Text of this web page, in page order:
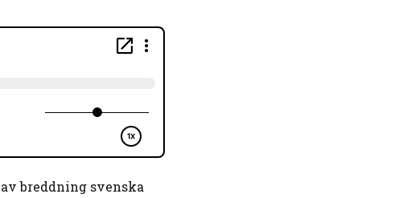
breddning svenska